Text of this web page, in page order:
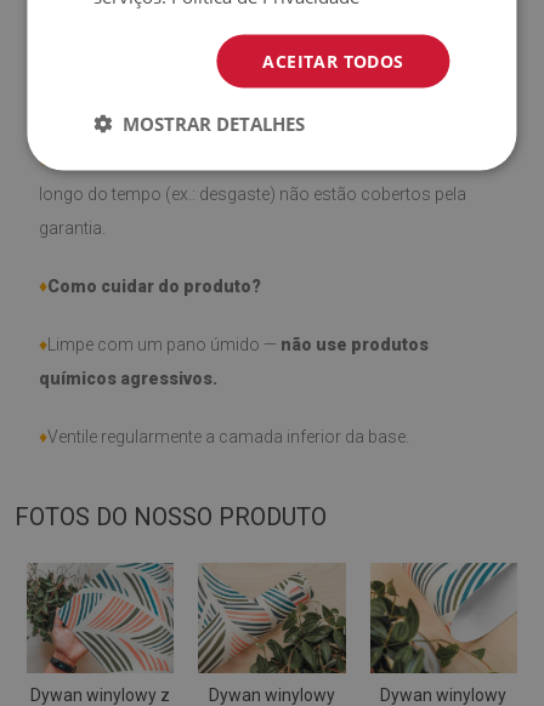
descoloração e raios UV.
♦
longo do tempo (ex.: desgaste) não estão cobertos pela
garantia.
♦Como cuidar do produto?
♦ Limpe com um pano úmido — não use produtos
químicos agressivos.
♦Ventile regularmente a camada inferior da base.
FOTOS DO NOSSO PRODUTO
Dywan winylowy z
Dywan winylowy Dywan winylowy
ACEITAR TODOS
MOSTRAR DETALHES